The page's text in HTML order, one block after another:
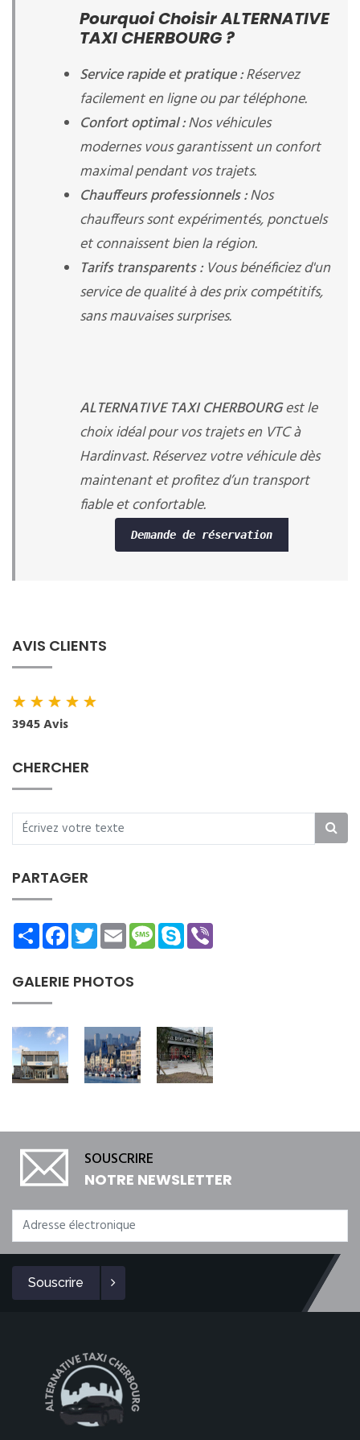
Pourquoi Choisir ALTERNATIVE
TAXI CHERBOURG ?
Service rapide et pratique :Réservez
facilement en ligne ou par téléphone.
Confort optimal :Nos véhicules
modernes vous garantissent un confort
maximal pendant vos trajets.
Chauffeurs professionnels :Nos
chauffeurs sont expérimentés, ponctuels
et connaissent bien la région.
Tarifs transparents :Vous bénéficiez d'un
service de qualité à des prix compétitifs,
sans mauvaises surprises.
ALTERNATIVE TAXI CHERBOURGest le
choix idéal pour vos trajets en VTC à
Hardinvast. Réservez votre véhicule dès
maintenant et profitez d’un transport
fiable et confortable.
Demande de réservation
AVIS CLIENTS
★★★★★
3945 Avis
CHERCHER
PARTAGER
ShareFacebookTwitterEmailMessage
Skype
GALERIE PHOTOS
SOUSCRIRE
NOTRE NEWSLETTER
Souscrire